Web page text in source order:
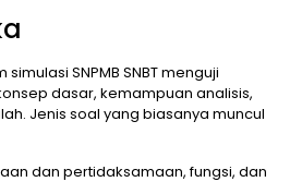
SNPMB SNBT menguji
dasar, kemampuan analisis,
Jenis soal yang biasanya muncul
dan pertidaksamaan, fungsi, dan